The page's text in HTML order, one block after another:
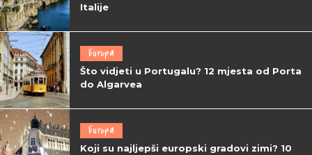
Italije
Europa
Što vidjeti u Portugalu? 12 mjesta od Porta
do Algarvea
Europa
Koji su najljepši europski gradovi zimi? 10